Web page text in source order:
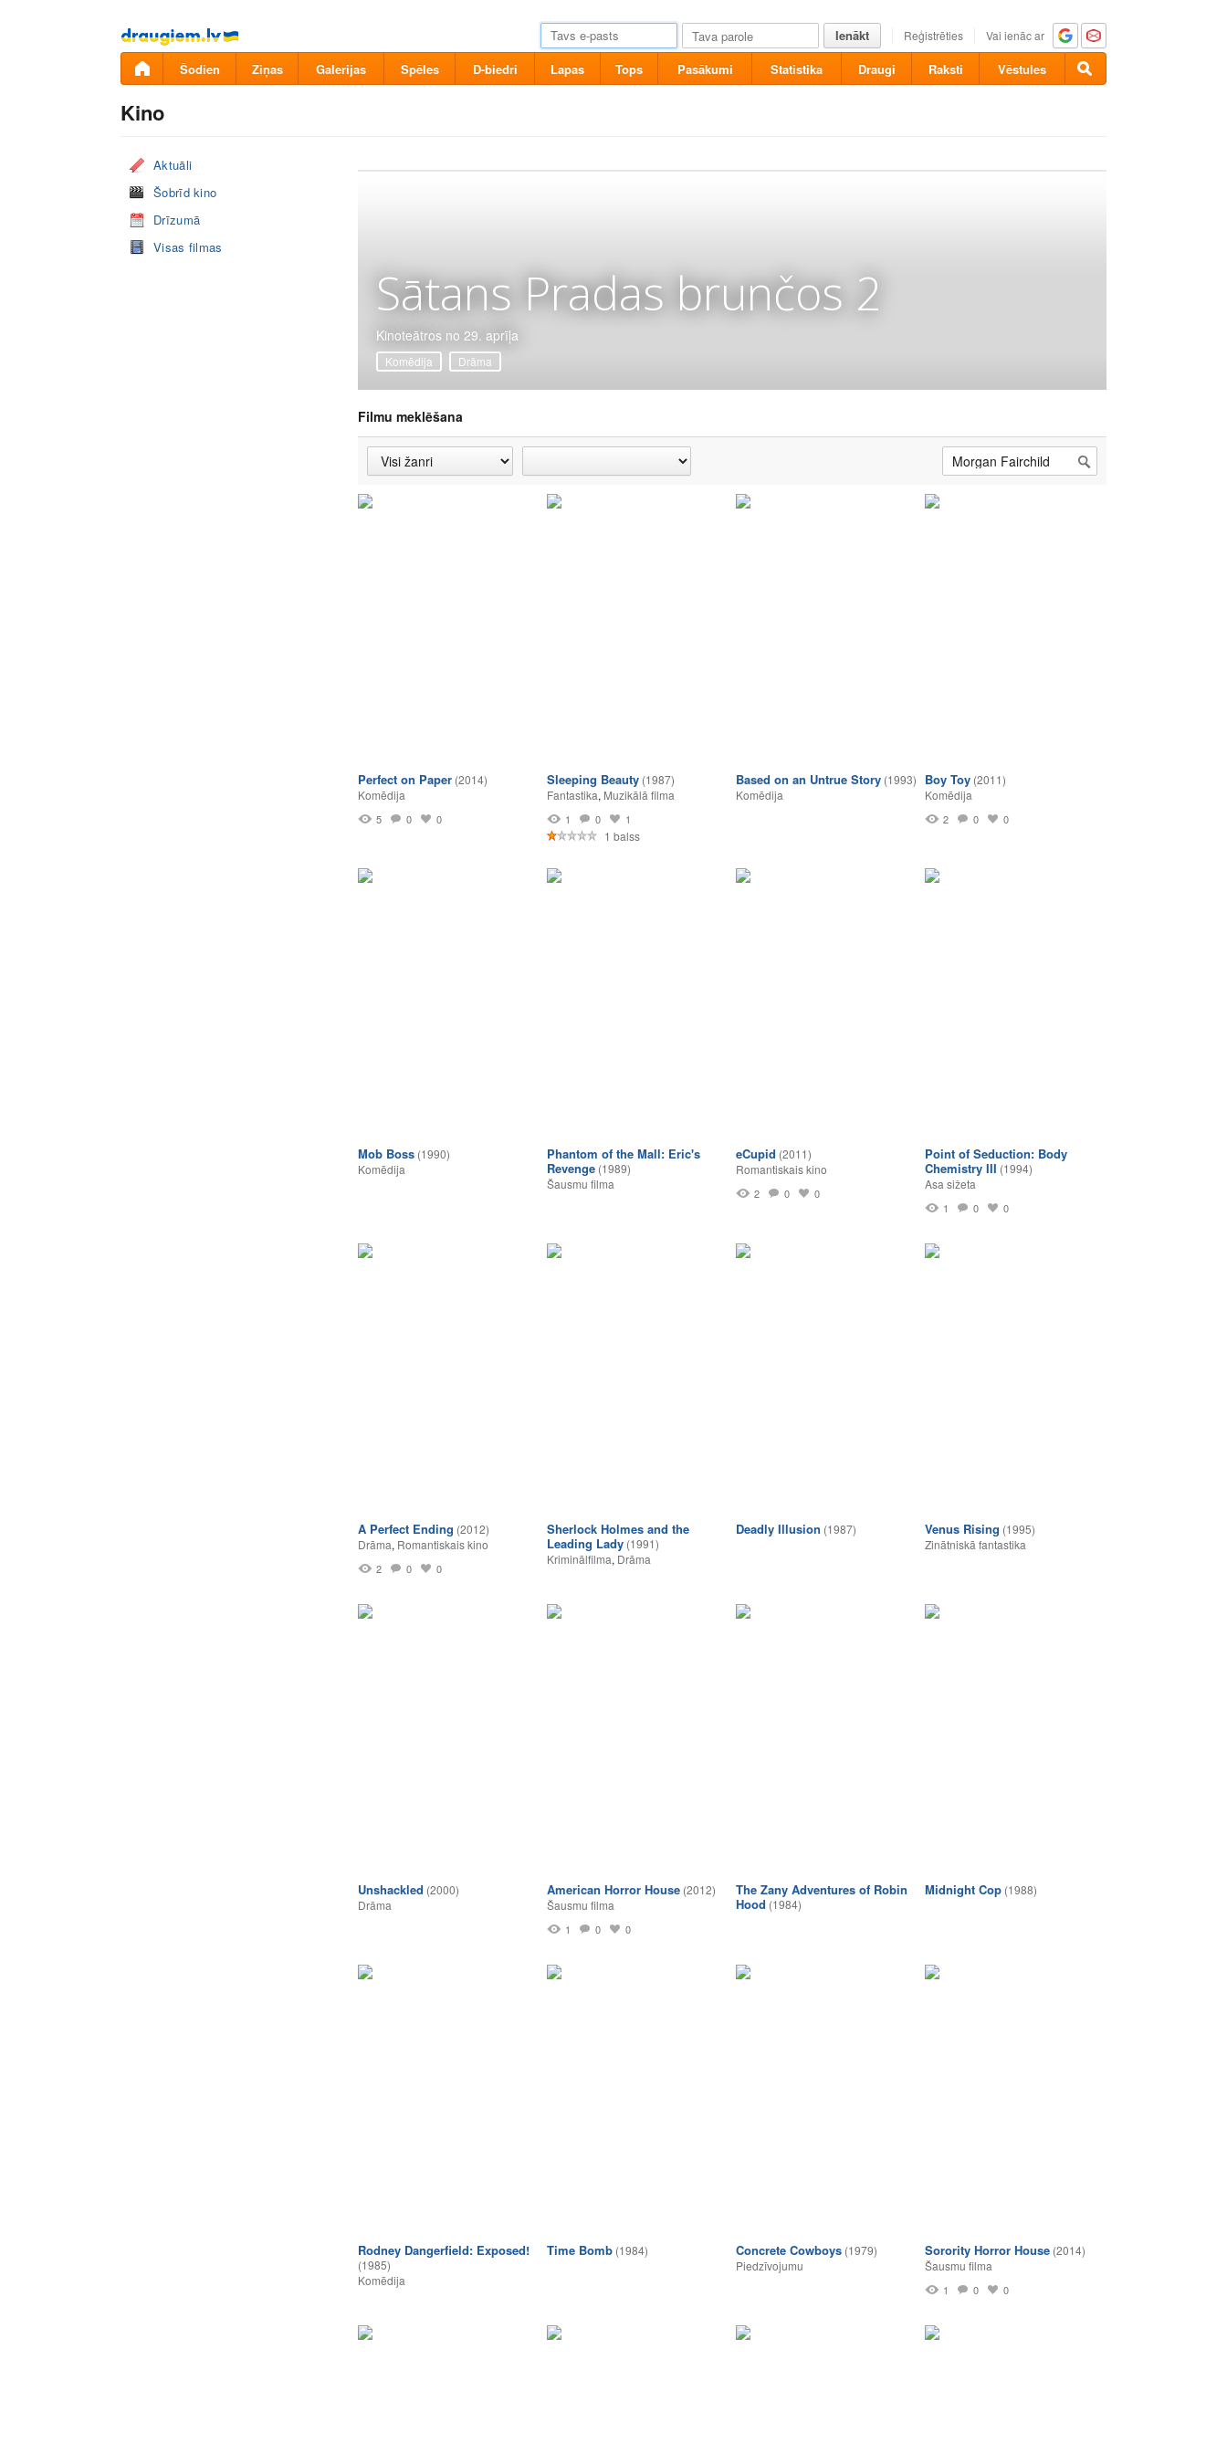
Pāriet
uz
saturu
Ienākt Reģistrēties Vai ienāc ar
Šodien Ziņas Galerijas Spēles D-biedri Lapas Tops Pasākumi Statistika Draugi Raksti Vēstules
Kino
Aktuāli
Šobrīd kino
Drīzumā
Visas filmas
Sātans Pradas brunčos 2
Kinoteātros no 29. aprīļa
Komēdija Drāma
Filmu meklēšana
Perfect on Paper (2014)
Komēdija
5 0 0
Sleeping Beauty (1987)
Fantastika, Muzikālā filma
1 0 1
1 balss
Based on an Untrue Story (1993)
Komēdija
Boy Toy (2011)
Komēdija
2 0 0
Mob Boss (1990)
Komēdija
Phantom of the Mall: Eric's
Revenge (1989)
Šausmu filma
eCupid (2011)
Romantiskais kino
2 0 0
Point of Seduction: Body
Chemistry III (1994)
Asa sižeta
1 0 0
A Perfect Ending (2012)
Drāma, Romantiskais kino
2 0 0
Sherlock Holmes and the
Leading Lady (1991)
Kriminālfilma, Drāma
Deadly Illusion (1987) Venus Rising (1995)
Zinātniskā fantastika
Unshackled (2000)
Drāma
American Horror House (2012)
Šausmu filma
1 0 0
The Zany Adventures of Robin
Hood (1984)
Midnight Cop (1988)
Rodney Dangerfield: Exposed!
(1985)
Komēdija
Time Bomb (1984) Concrete Cowboys (1979)
Piedzīvojumu
Sorority Horror House (2014)
Šausmu filma
1 0 0